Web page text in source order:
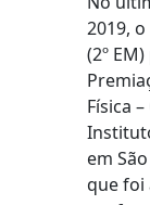
2019,
(2º
Física
em
que foi